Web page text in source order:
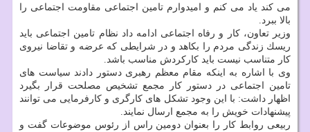
می كند یاد می كنم و امیدوارم تامین اجتماعی مقاومت اجتماعی را
بالا ببرد.
وزیر تعاون، كار و رفاه اجتماعی ادامه داد نظام تامین اجتماعی باید
ریسك زندگی مردم را بكاهد و در شرایطی كه عرضه و تقاضا نیروی
كار متناسب نیست باید كاركردش مناسب باشد.
وی با اشاره به اینكه مقام معظم رهبری دستور دادند سیاست های
تامین اجتماعی در دستور كار مجمع تشخیص مصلحت قرار بگیرد
اظهار داشت: با این وجود تشكل های كارگری و كارفرمایی می توانند
پیشنهادات خویش را به مجمع ارسال نمایند.
ربیعی روابط كار را بعنوان دومین راس از رئوس موضوعات گفت و